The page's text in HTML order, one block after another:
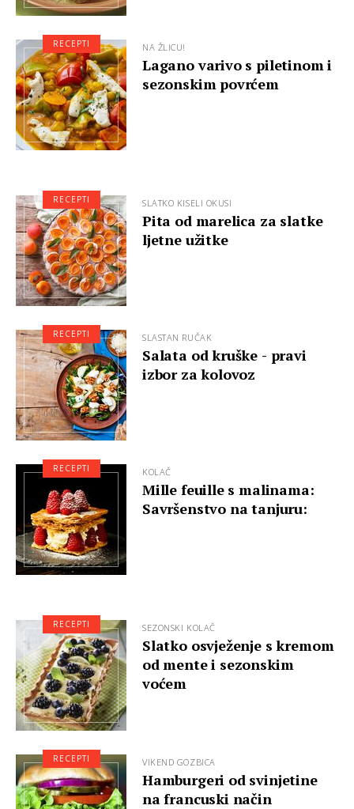
NA ŽLICU!
Lagano varivo s piletinom i
sezonskim povrćem
RECEPTI
SLATKO KISELI OKUSI
Pita od marelica za slatke
ljetne užitke
RECEPTI
SLASTAN RUČAK
Salata od kruške - pravi
izbor za kolovoz
RECEPTI
KOLAČ
Mille feuille s malinama:
Savršenstvo na tanjuru:
RECEPTI
SEZONSKI KOLAČ
Slatko osvježenje s kremom
od mente i sezonskim
voćem
RECEPTI
VIKEND GOZBICA
Hamburgeri od svinjetine
na francuski način
RECEPTI